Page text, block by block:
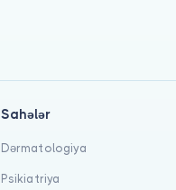
Sahələr
Dərmatologiya
Psikiatriya